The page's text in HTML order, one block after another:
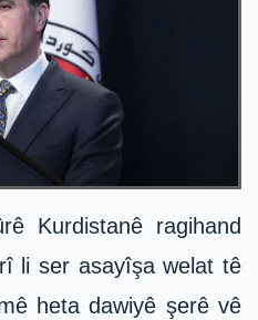
Kurdistanê ragihand
li ser asayîşa welat tê
heta dawiyê şerê vê